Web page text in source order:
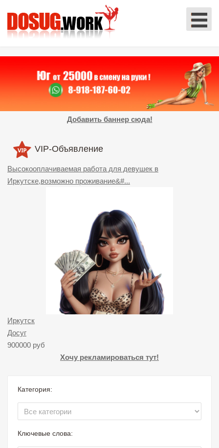
Добавить баннер сюда!
VIP-Объявление
Высокооплачиваемая работа для девушек в
Иркутске,возможно проживание&#...
Иркутск
Досуг
900000 руб
Хочу рекламироваться тут!
Категория:
Ключевые слова: